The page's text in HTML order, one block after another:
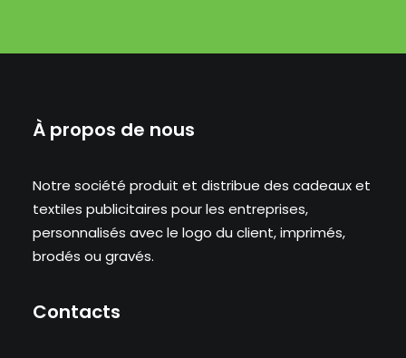
À propos de nous
Notre société produit et distribue des cadeaux et
textiles publicitaires pour les entreprises,
personnalisés avec le logo du client, imprimés,
brodés ou gravés.
Contacts